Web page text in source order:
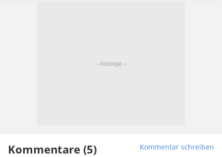
Kommentare (5) Kommentar schreiben